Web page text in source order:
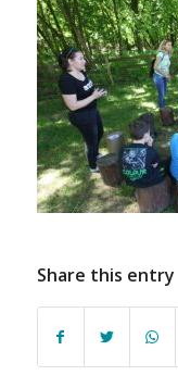
Share this entry